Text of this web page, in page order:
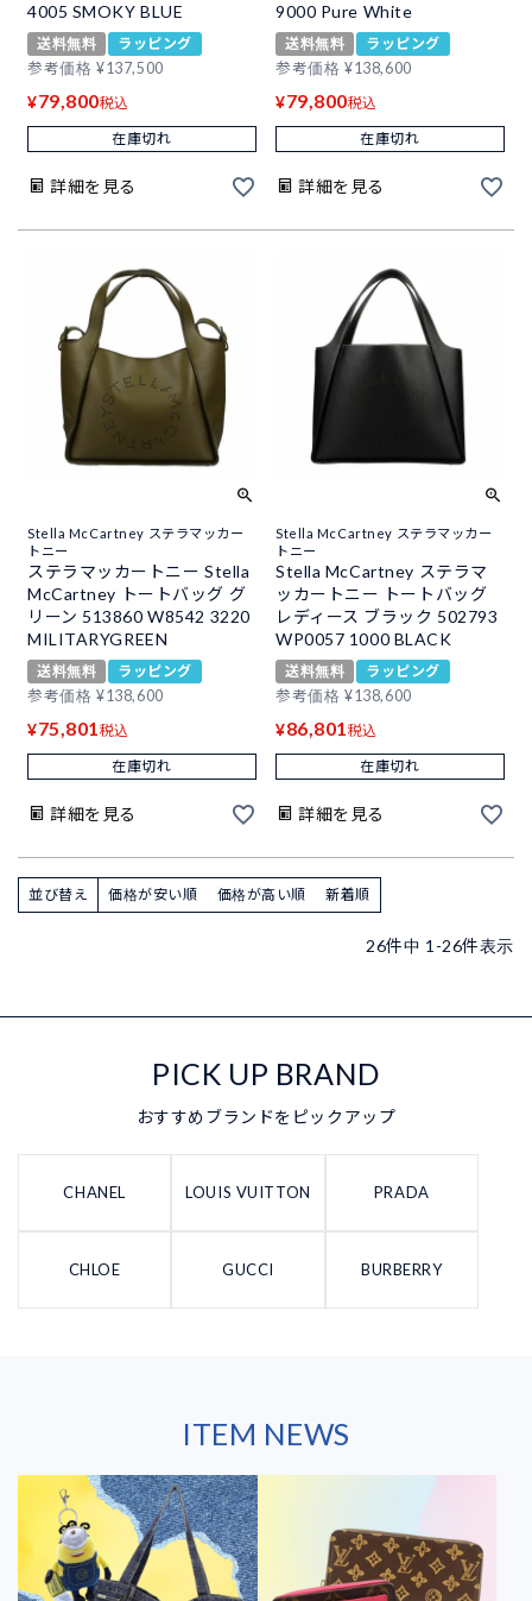
4005 SMOKY BLUE
送料無料
ラッピング
参考価格 ¥137,500
¥79,800税込
在庫切れ
詳細を見る
9000 Pure White
送料無料
ラッピング
参考価格 ¥138,600
¥79,800税込
在庫切れ
詳細を見る
Stella McCartney ステラマッカー
トニー
ステラマッカートニー Stella
McCartney トートバッグ グ
リーン 513860 W8542 3220
MILITARYGREEN
送料無料
ラッピング
参考価格 ¥138,600
¥75,801税込
在庫切れ
詳細を見る
Stella McCartney ステラマッカー
トニー
Stella McCartney ステラマ
ッカートニー トートバッグ
レディース ブラック 502793
WP0057 1000 BLACK
送料無料
ラッピング
参考価格 ¥138,600
¥86,801税込
在庫切れ
詳細を見る
並び替え 価格が安い順 価格が高い順 新着順
26件中 1 -26件表示
PICK UP BRAND
おすすめブランドをピックアップ
CHANEL LOUIS VUITTON PRADA
CHLOE GUCCI BURBERRY
ITEM NEWS